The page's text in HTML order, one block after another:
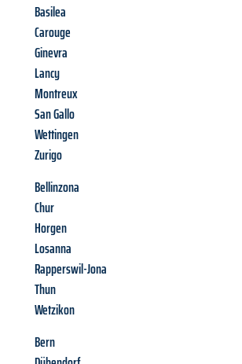
Basilea
Carouge
Ginevra
Lancy
Montreux
San Gallo
Wettingen
Zurigo
Bellinzona
Chur
Horgen
Losanna
Rapperswil-Jona
Thun
Wetzikon
Bern